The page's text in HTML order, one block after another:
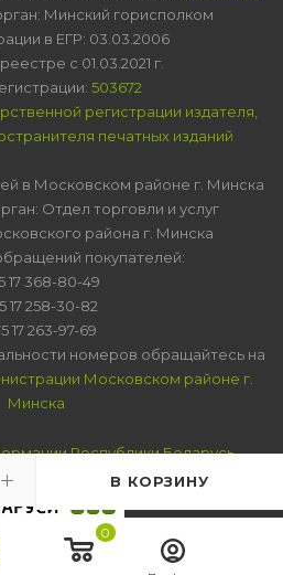
В КОРЗИНУ
0
Минский горисполком
в ЕГР: 03.03.2006
с 01.03.2021 г.
503672
регистрации издателя,
печатных изданий
в Московском районе г. Минска
Отдел торговли и услуг
района г. Минска
покупателей:
17 368-80-49
17 258-30-82
17 263-97-69
номеров обращайтесь на
Московском районе г.
Минска